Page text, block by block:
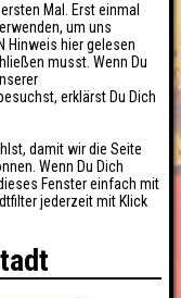
Mal. Erst einmal
um uns
Hinweis hier gelesen
musst. Wenn Du
erklärst Du Dich
damit wir die Seite
Wenn Du Dich
Fenster einfach mit
jederzeit mit Klick